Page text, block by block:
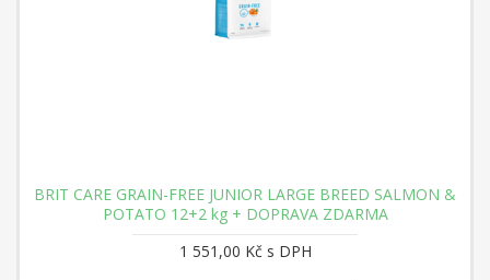
BRIT CARE GRAIN-FREE JUNIOR LARGE BREED SALMON &
POTATO 12+2 kg + DOPRAVA ZDARMA
1 551,00 Kč s DPH